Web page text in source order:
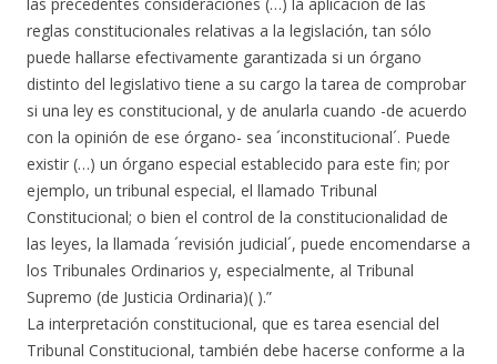
reglas constitucionales relativas a la legislación, tan sólo
puede hallarse efectivamente garantizada si un órgano
distinto del legislativo tiene a su cargo la tarea de comprobar
si una ley es constitucional, y de anularla cuando -de acuerdo
con la opinión de ese órgano- sea ´inconstitucional´. Puede
existir (…) un órgano especial establecido para este fin; por
ejemplo, un tribunal especial, el llamado Tribunal
Constitucional; o bien el control de la constitucionalidad de
las leyes, la llamada ´revisión judicial´, puede encomendarse a
los Tribunales Ordinarios y, especialmente, al Tribunal
Supremo (de Justicia Ordinaria)( ).”
La interpretación constitucional, que es tarea esencial del
Tribunal Constitucional, también debe hacerse conforme a la